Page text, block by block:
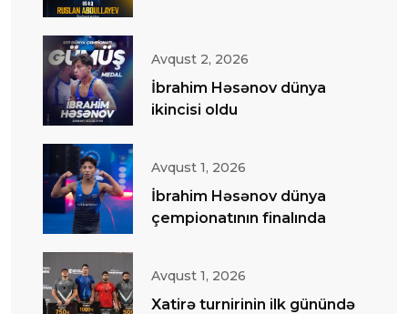
Avqust 2, 2026
İbrahim Həsənov dünya
ikincisi oldu
Avqust 1, 2026
İbrahim Həsənov dünya
çempionatının finalında
Avqust 1, 2026
Xatirə turnirinin ilk günündə